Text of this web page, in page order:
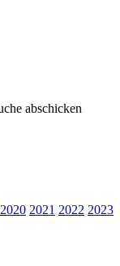
abschicken
2020 2021 2022 2023